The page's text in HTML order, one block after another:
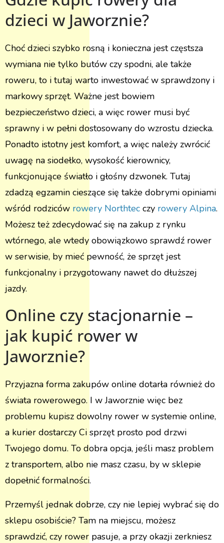
dzieci w Jaworznie?
Choć dzieci szybko rosną i konieczna jest częstsza
wymiana nie tylko butów czy spodni, ale także
roweru, to i tutaj warto inwestować w sprawdzony i
markowy sprzęt. Ważne jest bowiem
bezpieczeństwo dzieci, a więc rower musi być
sprawny i w pełni dostosowany do wzrostu dziecka.
Ponadto istotny jest komfort, a więc należy zwrócić
uwagę na siodełko, wysokość kierownicy,
funkcjonujące światło i głośny dzwonek. Tutaj
zdadzą egzamin cieszące się także dobrymi opiniami
wśród rodziców rowery Northtec czy rowery Alpina.
Możesz też zdecydować się na zakup z rynku
wtórnego, ale wtedy obowiązkowo sprawdź rower
w serwisie, by mieć pewność, że sprzęt jest
funkcjonalny i przygotowany nawet do dłuższej
jazdy.
Online czy stacjonarnie –
jak kupić rower w
Jaworznie?
Przyjazna forma zakupów online dotarła również do
świata rowerowego. I w Jaworznie więc bez
problemu kupisz dowolny rower w systemie online,
a kurier dostarczy Ci sprzęt prosto pod drzwi
Twojego domu. To dobra opcja, jeśli masz problem
z transportem, albo nie masz czasu, by w sklepie
dopełnić formalności.
Przemyśl jednak dobrze, czy nie lepiej wybrać się do
sklepu osobiście? Tam na miejscu, możesz
sprawdzić, czy rower pasuje, a przy okazji zerkniesz